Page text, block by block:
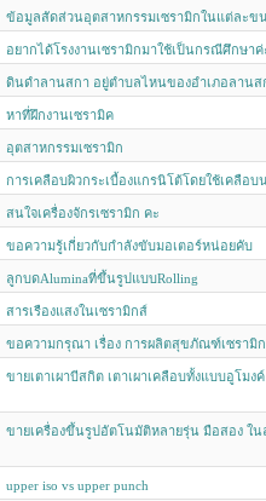
เคลือบเซรามิกส์ด้วย มันดียังไงคะ?
ข้อมูลสัดส่วนอุตสาหกรรมเซรามิกในแต่ละข
อยากได้โรงงานเซรามิกมาใช้เป็นกรณีศึกษาค่
ดินดำลานสกา อยู่ตำบลไหนของอำเภอลานส
หาที่ฝึกงานเซรามิค
อุตสาหกรรมเซรามิก
การเคลือบผิวกระเบื้องแกรนิโต้โดยใช้เคลือบ
สนใจเครื่องจักรเซรามิก คะ
ขอความรู้เกี่ยวกับกำลังขับมอเตอร์หน่อยคับ
ลูกบดAluminaที่ขึ้นรูปแบบRolling
สารเรืองแสงในเซรามิกส์
ขอความกรุณา เรื่อง การผลิตสุขภัณฑ์เซรามิ
ขายเตาเผาบีสกิต เตาเผาเคลือบทั้งแบบอูโม
ขายเครื่องขึ้นรูปอัตโนมัติหลายรุ่น มือสอง ใน
upper iso vs upper punch